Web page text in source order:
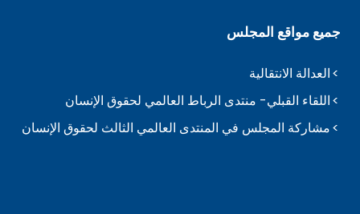
جميع مواقع المجلس
العدالة الانتقالية
اللقاء القبلي- منتدى الرباط العالمي لحقوق الإنسان
مشاركة المجلس في المنتدى العالمي الثالث لحقوق الإنسان